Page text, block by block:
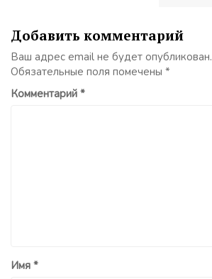
Добавить комментарий
Ваш адрес email не будет опубликован.
Обязательные поля помечены *
Комментарий *
Имя *